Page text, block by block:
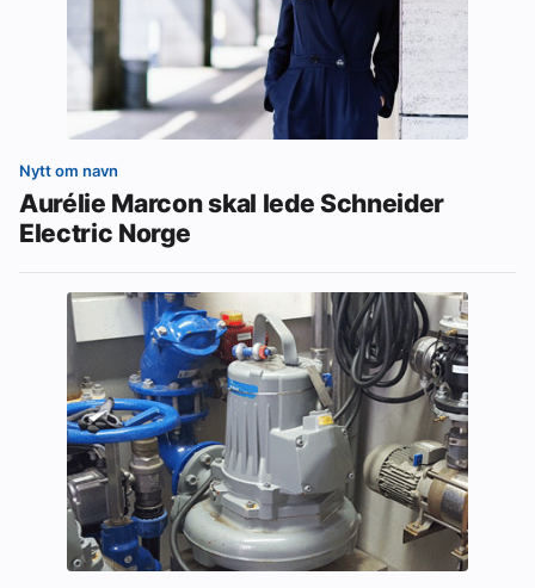
Nytt om navn
Aurélie Marcon skal lede Schneider
Electric Norge